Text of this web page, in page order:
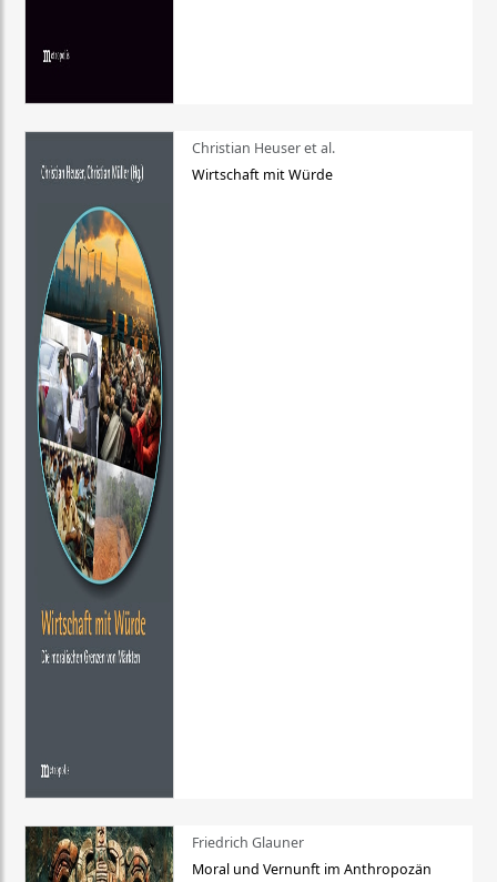
Christian Heuser et al.
Wirtschaft mit Würde
Friedrich Glauner
Moral und Vernunft im Anthropozän